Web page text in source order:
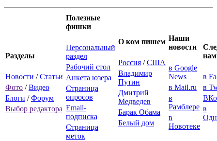
Разделы
Новости /Статьи
Фото /Видео
Блоги /Форум
Выбор редактора
Полезные
фишки
Персональный
раздел
Рабочий стол
Анкета юзера
Страница
опросов
Email-
подписка
Страница
меток
О ком пишем
Россия /США
Владимир
Путин
Дмитрий
Медведев
Барак Обама
Белый дом
Наши
новости
в Google
News
в Mail.ru
в
Рамблере
в
Новотеке
в
в
в